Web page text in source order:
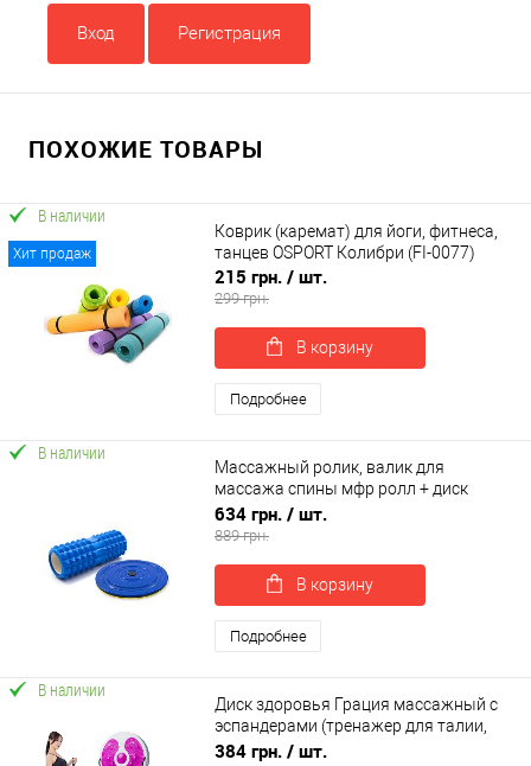
Вход Регистрация
ПОХОЖИЕ ТОВАРЫ
Хит продаж
В наличии
Коврик (каремат) для йоги, фитнеса,
танцев OSPORT Колибри (FI-0077)
215 грн. / шт.
299 грн.
В корзину
Подробнее
В наличии
Массажный ролик, валик для
массажа спины мфр ролл + диск
здоровья грация круг для талии
OSPORT Set 74 (n-0104)
634 грн. / шт.
889 грн.
В корзину
Подробнее
В наличии
Диск здоровья Грация массажный с
эспандерами (тренажер для талии,
позвоночника, пресса) OSPORT (MS
384 грн. / шт.